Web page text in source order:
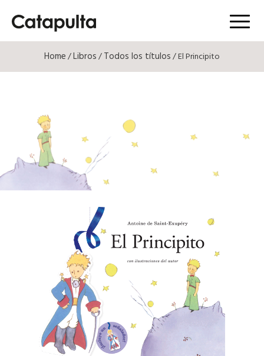
Menú
Home/Libros/Todos los títulos/ El Principito